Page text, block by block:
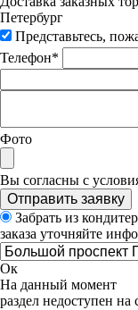
Петербург
Представьтесь,
Телефон*
Фото
Вы согласны с
Отправить заявку
Забрать из
заказа уточняйте
Ок
На данный момент
раздел недоступен на